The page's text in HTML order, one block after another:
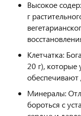
Высокое
г
Клетчатка:
20 г),
обеспечивают
Минералы:
бороться с